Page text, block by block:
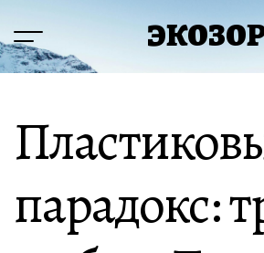
содержимому
Меню
парадокс: